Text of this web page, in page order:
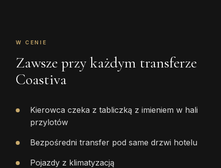
W CENIE
Zawsze przy każdym transferze
Coastiva
Kierowca czeka z tabliczką z imieniem w hali
przylotów
Bezpośredni transfer pod same drzwi hotelu
Pojazdy z klimatyzacją